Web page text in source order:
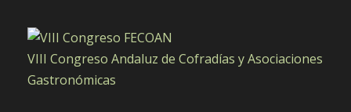
VIII Congreso Andaluz de Cofradías y Asociaciones
Gastronómicas